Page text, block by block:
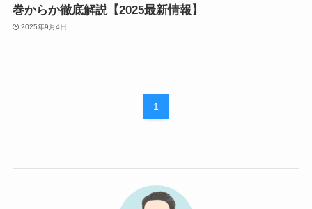
巻からか徹底解説【2025最新情報】
2025年9月4日
1